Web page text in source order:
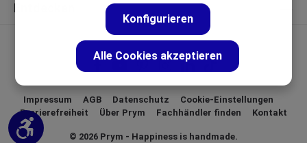
Entdecken
© 2026 Prym - Happiness is handmade.
Impressum AGB Datenschutz
Cookie-Einstellungen
Barrierefreiheit
Über Prym Fachhändler finden Kontakt
Werkzeugleiste anzeigen
Konfigurieren
Alle Cookies akzeptieren